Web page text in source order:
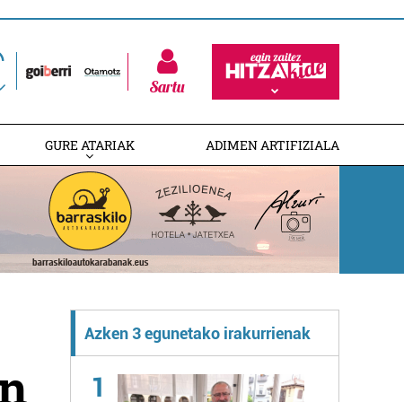
Sartu
GURE ATARIAK ADIMEN ARTIFIZIALA
Azken 3 egunetako irakurrienak
1